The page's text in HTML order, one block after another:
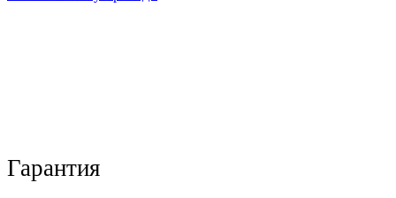
Гарантия